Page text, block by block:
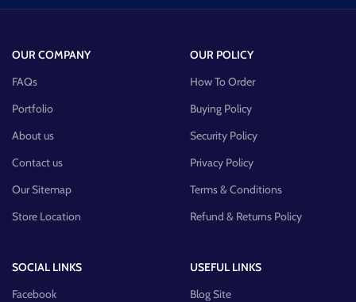
OUR COMPANY
FAQs
Portfolio
About us
Contact us
Our Sitemap
Store Location
OUR POLICY
How To Order
Buying Policy
Security Policy
Privacy Policy
Terms & Conditions
Refund & Returns Policy
SOCIAL LINKS
Facebook
USEFUL LINKS
Blog Site